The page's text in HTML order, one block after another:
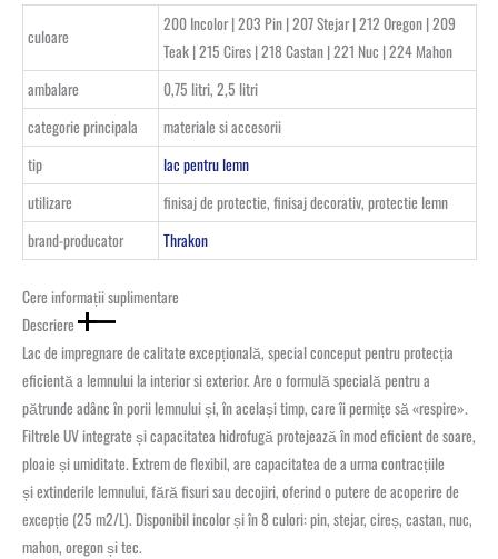
culoare
200 Incolor | 203 Pin | 207 Stejar | 212 Oregon | 209
Teak | 215 Cires | 218 Castan | 221 Nuc | 224 Mahon
ambalare
0,75 litri, 2,5 litri
categorie principala
materiale si accesorii
tip
lac pentru lemn
utilizare
finisaj de protectie, finisaj decorativ, protectie lemn
brand-producator
Thrakon
Cere informații suplimentare
Descriere
Lac de impregnare de calitate excepțională, special conceput pentru protecția
eficientă a lemnului la interior si exterior. Are o formulă specială pentru a
pătrunde adânc în porii lemnului și, în același timp, care îi permițe să «respire».
Filtrele UV integrate și capacitatea hidrofugă protejează în mod eficient de soare,
ploaie și umiditate. Extrem de flexibil, are capacitatea de a urma contracțiile
și extinderile lemnului, fără fisuri sau decojiri, oferind o putere de acoperire de
excepție (25 m2/L). Disponibil incolor și în 8 culori: pin, stejar, cireș, castan, nuc,
mahon, oregon și tec.